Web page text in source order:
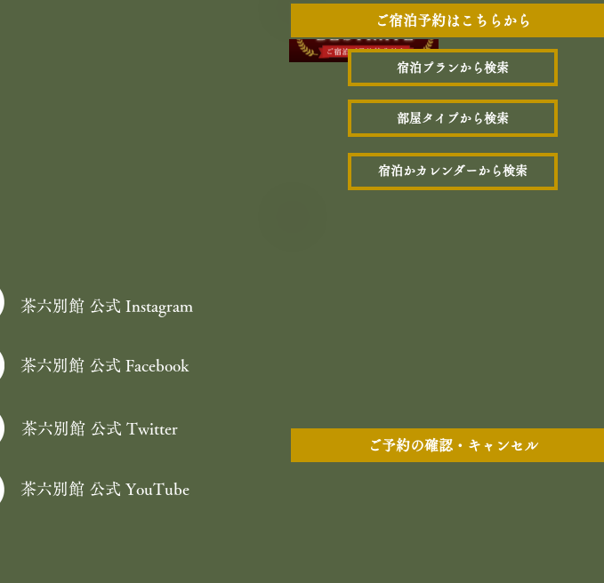
茶六別館 公式 Instagram
茶六別館 公式 Facebook
茶六別館 公式 Twitter
茶六別館 公式 YouTube
ご予約の確認・キャンセル
ご宿泊予約はこちらから
宿泊プランから検索
部屋タイプから検索
宿泊かカレンダーから検索